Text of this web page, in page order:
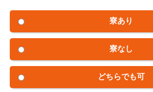
寮あり
寮なし
どちらでも可